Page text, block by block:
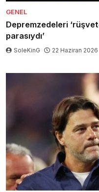
GENEL
Depremzedeleri
parasıydı’
SoleKinG 22 Haziran 2026